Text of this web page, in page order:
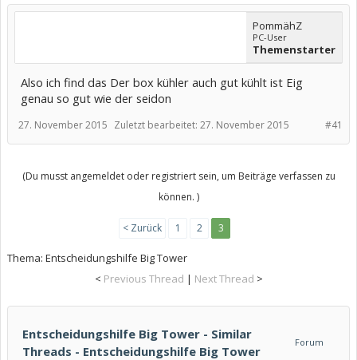
PommähZ
PC-User
Themenstarter
Also ich find das Der box kühler auch gut kühlt ist Eig
genau so gut wie der seidon
#41
27. November 2015 Zuletzt bearbeitet: 27. November 2015
(Du musst angemeldet oder registriert sein, um Beiträge verfassen zu
können. )
< Zurück 1 2 3
Thema: Entscheidungshilfe Big Tower
< Previous Thread | Next Thread >
Entscheidungshilfe Big Tower - Similar
Threads - Entscheidungshilfe Big Tower
Forum